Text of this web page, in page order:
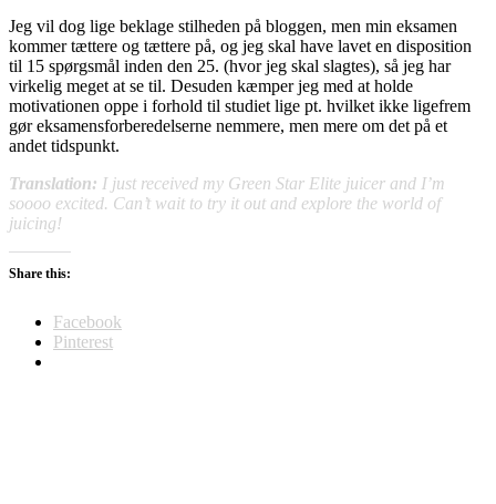
Jeg vil dog lige beklage stilheden på bloggen, men min eksamen
kommer tættere og tættere på, og jeg skal have lavet en disposition
til 15 spørgsmål inden den 25. (hvor jeg skal slagtes), så jeg har
virkelig meget at se til. Desuden kæmper jeg med at holde
motivationen oppe i forhold til studiet lige pt. hvilket ikke ligefrem
gør eksamensforberedelserne nemmere, men mere om det på et
andet tidspunkt.
Translation: I just received my Green Star Elite juicer and I’m
soooo excited. Can’t wait to try it out and explore the world of
juicing!
Share this:
Facebook
Pinterest